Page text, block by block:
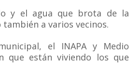
y el agua que brota de la
a varios vecinos.
el INAPA y Medio
que están viviendo los que